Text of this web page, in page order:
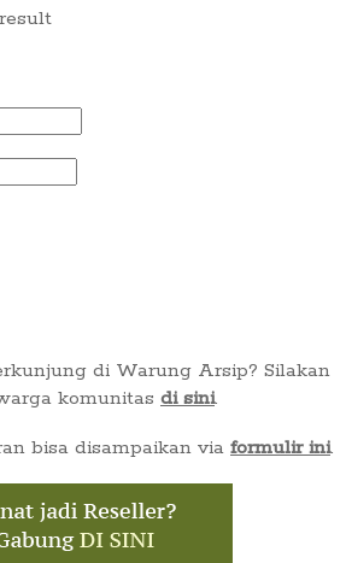
di Warung Arsip? Silakan
komunitas di sini.
bisa disampaikan via formulir ini.